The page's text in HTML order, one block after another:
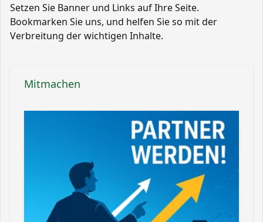
Setzen Sie Banner und Links auf Ihre Seite.
Bookmarken Sie uns, und helfen Sie so mit der
Verbreitung der wichtigen Inhalte.
Mitmachen